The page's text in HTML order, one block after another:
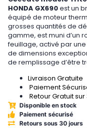
HONDA GX690est un
équipé de moteur
grosses quantités de
gamme, est muni d’un
feuillage, activé par
de dimensions
de remplissage d’être
Livraison Gratuite
Paiement
Retour Gratuit sur
Disponible en stock
Paiement sécurisé
Retours sous 30 jours